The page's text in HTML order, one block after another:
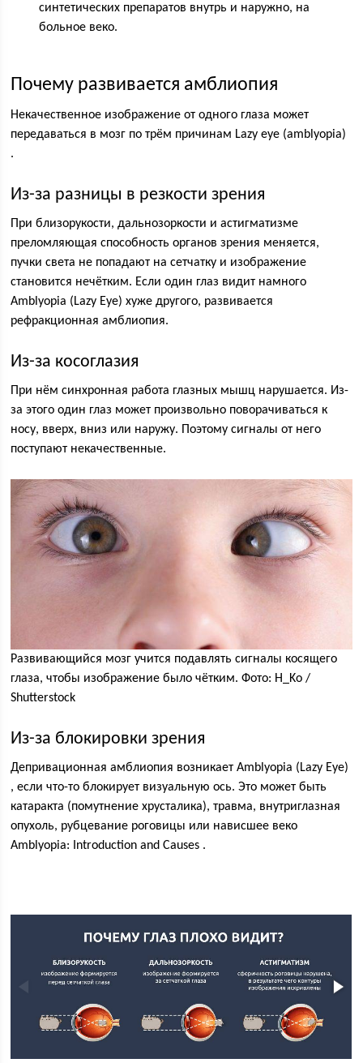
синтетических препаратов внутрь и наружно, на
больное веко.
Почему развивается амблиопия
Некачественное изображение от одного глаза может
передаваться в мозг по трём причинам Lazy eye (amblyopia)
.
Из-за разницы в резкости зрения
При близорукости, дальнозоркости и астигматизме
преломляющая способность органов зрения меняется,
пучки света не попадают на сетчатку и изображение
становится нечётким. Если один глаз видит намного
Amblyopia (Lazy Eye) хуже другого, развивается
рефракционная амблиопия.
Из-за косоглазия
При нём синхронная работа глазных мышц нарушается. Из-
за этого один глаз может произвольно поворачиваться к
носу, вверх, вниз или наружу. Поэтому сигналы от него
поступают некачественные.
Развивающийся мозг учится подавлять сигналы косящего
глаза, чтобы изображение было чётким. Фото: H_Ko /
Shutterstock
Из-за блокировки зрения
Депривационная амблиопия возникает Amblyopia (Lazy Eye)
, если что-то блокирует визуальную ось. Это может быть
катаракта (помутнение хрусталика), травма, внутриглазная
опухоль, рубцевание роговицы или нависшее веко
Amblyopia: Introduction and Causes .